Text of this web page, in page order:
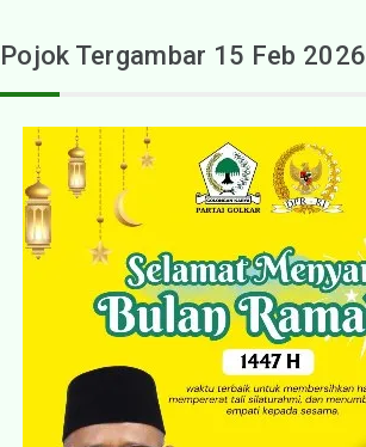
Pojok Tergambar 15 Feb 2026